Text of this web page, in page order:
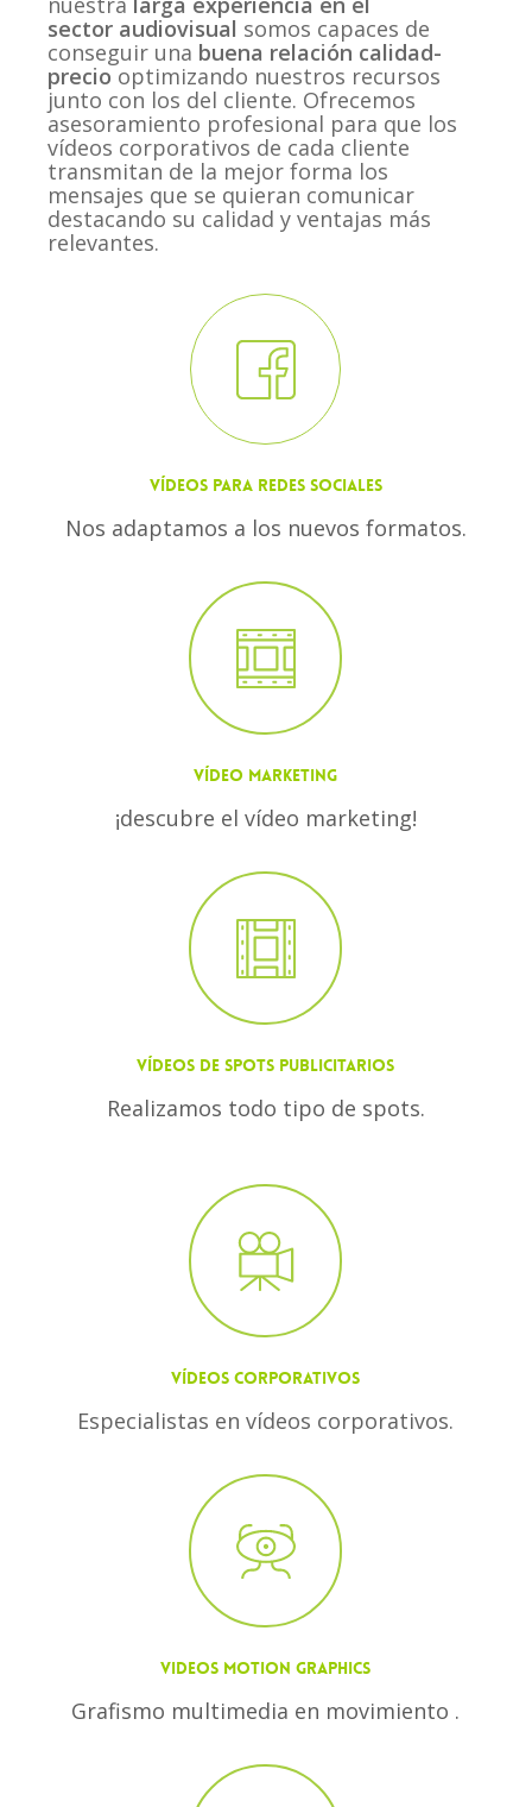
sector audiovisual somos capaces de
conseguir una buena relación calidad-
precio optimizando nuestros recursos
junto con los del cliente. Ofrecemos
asesoramiento profesional para que los
vídeos corporativos de cada cliente
transmitan de la mejor forma los
mensajes que se quieran comunicar
destacando su calidad y ventajas más
relevantes.
VÍDEOS PARA REDES SOCIALES
Nos adaptamos a los nuevos formatos.
VÍDEO MARKETING
¡descubre el vídeo marketing!
VÍDEOS DE SPOTS PUBLICITARIOS
Realizamos todo tipo de spots.
VÍDEOS CORPORATIVOS
Especialistas en vídeos corporativos.
VIDEOS MOTION GRAPHICS
Grafismo multimedia en movimiento .